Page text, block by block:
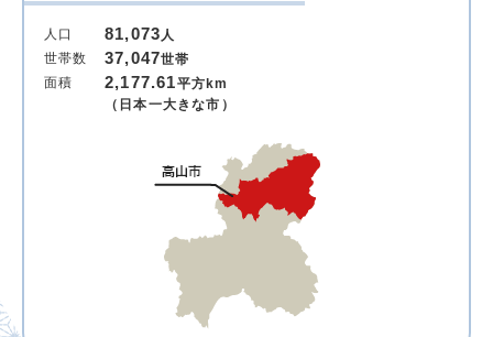
人口 81,073人
世帯数
37,047世帯
面積
2,177.61平方km
（日本一大きな市）